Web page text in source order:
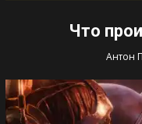
Что
Антон